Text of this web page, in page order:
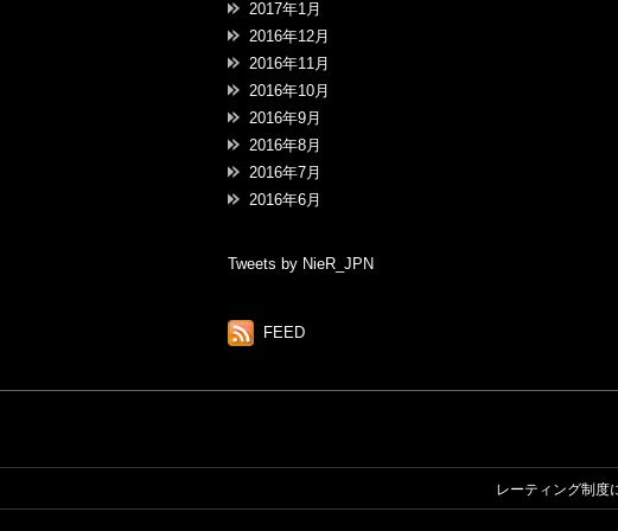
2017年1月
2016年12月
2016年11月
2016年10月
2016年9月
2016年8月
2016年7月
2016年6月
Tweets by NieR_JPN
FEED
レーティング制度